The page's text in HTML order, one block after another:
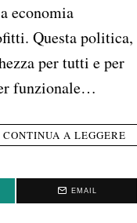
economia
Questa politica,
per tutti e per
funzionale…
CONTINUA A LEGGERE
EMAIL